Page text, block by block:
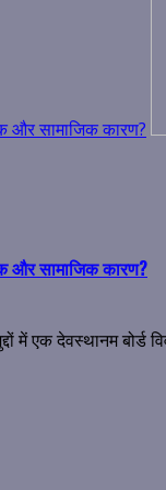
और सामाजिक कारण?
और सामाजिक कारण?
में एक देवस्थानम बोर्ड